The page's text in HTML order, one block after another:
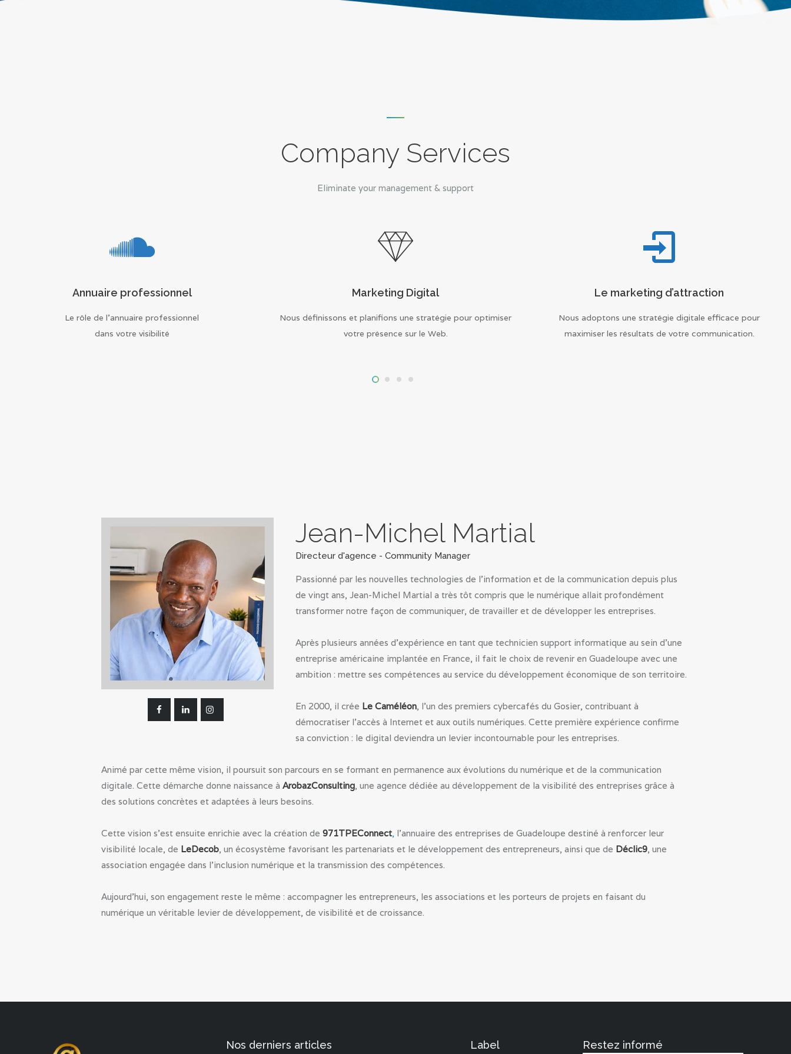
Company Services
Eliminate your management & support
Annuaire professionnel
Le rôle de l’annuaire professionnel
dans votre visibilité
Marketing Digital
Nous définissons et planifions une stratégie pour optimiser
votre présence sur le Web.
Le marketing d’attraction
Nous adoptons une stratégie digitale efficace pour
maximiser les résultats de votre communication.
Jean-Michel Martial
Directeur d'agence - Community Manager
Passionné par les nouvelles technologies de l’information et de la communication depuis plus
de vingt ans, Jean-Michel Martial a très tôt compris que le numérique allait profondément
transformer notre façon de communiquer, de travailler et de développer les entreprises.
Après plusieurs années d’expérience en tant que technicien support informatique au sein d’une
entreprise américaine implantée en France, il fait le choix de revenir en Guadeloupe avec une
ambition : mettre ses compétences au service du développement économique de son territoire.
En 2000, il crée Le Caméléon, l’un des premiers cybercafés du Gosier, contribuant à
démocratiser l’accès à Internet et aux outils numériques. Cette première expérience confirme
sa conviction : le digital deviendra un levier incontournable pour les entreprises.
Animé par cette même vision, il poursuit son parcours en se formant en permanence aux évolutions du numérique et de la communication
digitale. Cette démarche donne naissance à ArobazConsulting, une agence dédiée au développement de la visibilité des entreprises grâce à
des solutions concrètes et adaptées à leurs besoins.
Cette vision s’est ensuite enrichie avec la création de 971TPEConnect, l’annuaire des entreprises de Guadeloupe destiné à renforcer leur
visibilité locale, de LeDecob, un écosystème favorisant les partenariats et le développement des entrepreneurs, ainsi que de Déclic9, une
association engagée dans l’inclusion numérique et la transmission des compétences.
Aujourd’hui, son engagement reste le même : accompagner les entrepreneurs, les associations et les porteurs de projets en faisant du
numérique un véritable levier de développement, de visibilité et de croissance.
Nos derniers articles Label Restez informé